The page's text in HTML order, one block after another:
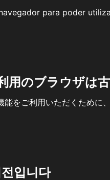
para poder
用のブラウザは
をご利用いただくために
입니다